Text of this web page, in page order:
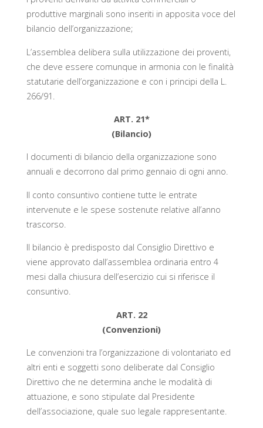
produttive marginali sono inseriti in apposita voce del
bilancio dell’organizzazione;
L’assemblea delibera sulla utilizzazione dei proventi,
che deve essere comunque in armonia con le finalità
statutarie dell’organizzazione e con i principi della L.
266/91.
ART. 21*
(Bilancio)
I documenti di bilancio della organizzazione sono
annuali e decorrono dal primo gennaio di ogni anno.
Il conto consuntivo contiene tutte le entrate
intervenute e le spese sostenute relative all’anno
trascorso.
Il bilancio è predisposto dal Consiglio Direttivo e
viene approvato dall’assemblea ordinaria entro 4
mesi dalla chiusura dell’esercizio cui si riferisce il
consuntivo.
ART. 22
(Convenzioni)
Le convenzioni tra l’organizzazione di volontariato ed
altri enti e soggetti sono deliberate dal Consiglio
Direttivo che ne determina anche le modalità di
attuazione, e sono stipulate dal Presidente
dell’associazione, quale suo legale rappresentante.